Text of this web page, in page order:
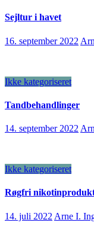
Sejltur i havet
16. september 2022
Ikke kategoriseret
Tandbehandlinger
14. september 2022
Ikke kategoriseret
Røgfri
14. juli 2022 Arne I.